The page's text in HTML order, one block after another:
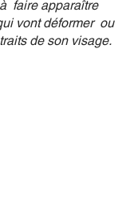
faire apparaître
vont déformer ou
de son visage.